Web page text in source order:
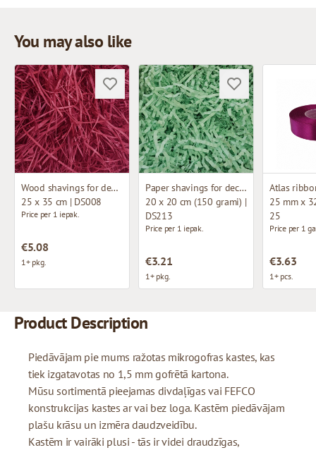
You may also like
Wood shavings for decoration
25 x 35 cm | DS008
Price per 1 iepak.
€5.08
1+ pkg.
Paper shavings for decoration
20 x 20 cm (150 grami) |
DS213
Price per 1 iepak.
€3.21
1+ pkg.
Atlas
25 mm x
25
Price per 1
€3.63
1+ pcs.
Product Description
Piedāvājam pie mums ražotas mikrogofras kastes, kas
tiek izgatavotas no 1,5 mm gofrētā kartona.
Mūsu sortimentā pieejamas divdaļīgas vai FEFCO
konstrukcijas kastes ar vai bez loga. Kastēm piedāvājam
plašu krāsu un izmēra daudzveidību.
Kastēm ir vairāki plusi - tās ir videi draudzīgas,